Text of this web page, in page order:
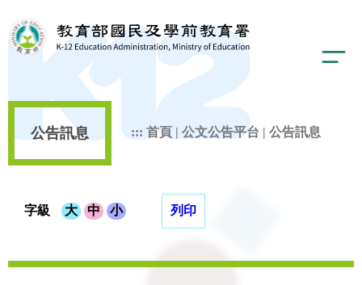
公告訊息 ::: 首頁 | 公文公告平台 | 公告訊息
字級 大 中 小 列印